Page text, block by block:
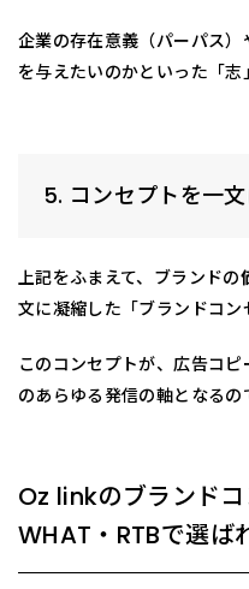
企業の存在意義（パーパス
を与えたいのかといった「志
5. コンセプトを一
上記をふまえて、ブランドの
文に凝縮した「ブランドコン
このコンセプトが、広告コ
のあらゆる発信の軸となるの
Oz linkのブランド
WHAT・RTBで選ば